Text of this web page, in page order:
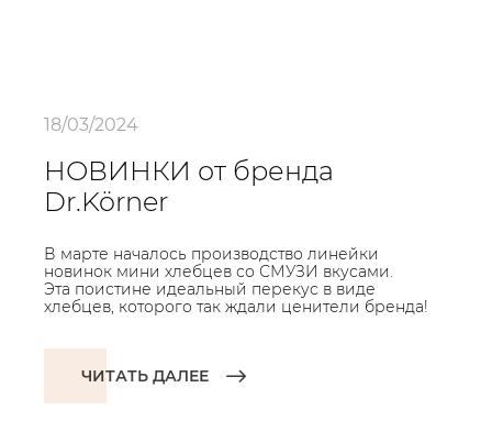
18/03/2024
НОВИНКИ от бренда
Dr.Körner
В марте началось производство линейки
новинок мини хлебцев со СМУЗИ вкусами.
Эта поистине идеальный перекус в виде
хлебцев, которого так ждали ценители бренда!
ЧИТАТЬ ДАЛЕЕ